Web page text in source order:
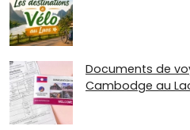
Documents de
Cambodge au